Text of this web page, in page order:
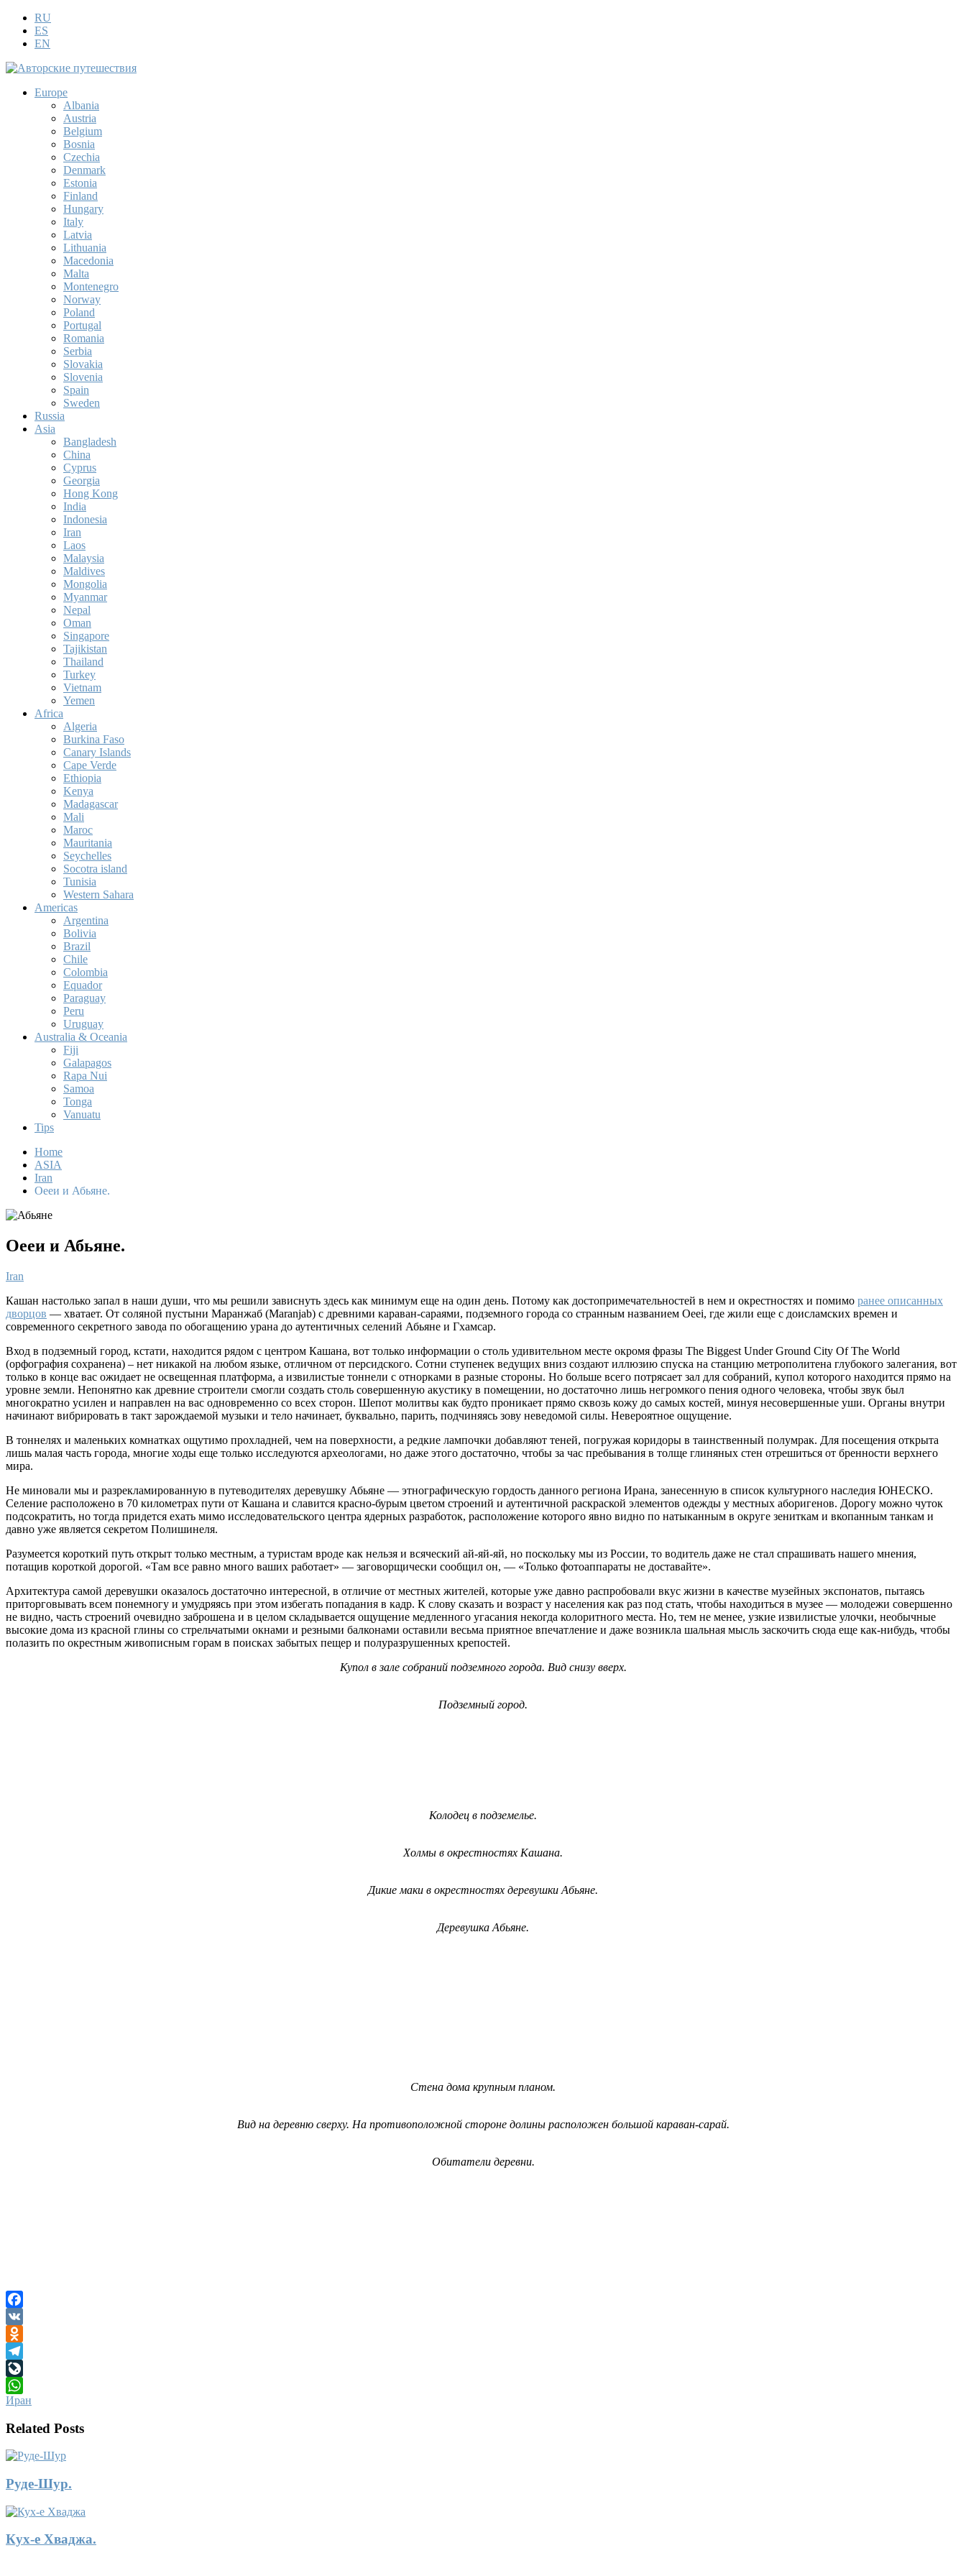
RU
ES
EN
Europe
Albania
Austria
Belgium
Bosnia
Czechia
Denmark
Estonia
Finland
Hungary
Italy
Latvia
Lithuania
Macedonia
Malta
Montenegro
Norway
Poland
Portugal
Romania
Serbia
Slovakia
Slovenia
Spain
Sweden
Russia
Asia
Bangladesh
China
Cyprus
Georgia
Hong Kong
India
Indonesia
Iran
Laos
Malaysia
Maldives
Mongolia
Myanmar
Nepal
Oman
Singapore
Tajikistan
Thailand
Turkey
Vietnam
Yemen
Africa
Algeria
Burkina Faso
Canary Islands
Cape Verde
Ethiopia
Kenya
Madagascar
Mali
Maroc
Mauritania
Seychelles
Socotra island
Tunisia
Western Sahara
Americas
Argentina
Bolivia
Brazil
Chile
Colombia
Equador
Paraguay
Peru
Uruguay
Australia & Oceania
Fiji
Galapagos
Rapa Nui
Samoa
Tonga
Vanuatu
Tips
Home
ASIA
Iran
Оееи и Абьяне.
Оееи и Абьяне.
Iran
Кашан настолько запал в наши души, что мы решили зависнуть здесь как минимум еще на один день. Потому как достопримечательностей в нем и окрестностях и помимо ранее описанных
дворцов — хватает. От соляной пустыни Маранжаб (Maranjab) с древними караван-сараями, подземного города со странным названием Oeei, где жили еще с доисламских времен и
современного секретного завода по обогащению урана до аутентичных селений Абьяне и Гхамсар.
Вход в подземный город, кстати, находится рядом с центром Кашана, вот только информации о столь удивительном месте окромя фразы The Biggest Under Ground City Of The World
(орфография сохранена) – нет никакой на любом языке, отличном от персидского. Сотни ступенек ведущих вниз создают иллюзию спуска на станцию метрополитена глубокого залегания, вот
только в конце вас ожидает не освещенная платформа, а извилистые тоннели с отнорками в разные стороны. Но больше всего потрясает зал для собраний, купол которого находится прямо на
уровне земли. Непонятно как древние строители смогли создать столь совершенную акустику в помещении, но достаточно лишь негромкого пения одного человека, чтобы звук был
многократно усилен и направлен на вас одновременно со всех сторон. Шепот молитвы как будто проникает прямо сквозь кожу до самых костей, минуя несовершенные уши. Органы внутри
начинают вибрировать в такт зарождаемой музыки и тело начинает, буквально, парить, подчиняясь зову неведомой силы. Невероятное ощущение.
В тоннелях и маленьких комнатках ощутимо прохладней, чем на поверхности, а редкие лампочки добавляют теней, погружая коридоры в таинственный полумрак. Для посещения открыта
лишь малая часть города, многие ходы еще только исследуются археологами, но даже этого достаточно, чтобы за час пребывания в толще глиняных стен отрешиться от бренности верхнего
мира.
Не миновали мы и разрекламированную в путеводителях деревушку Абьяне — этнографическую гордость данного региона Ирана, занесенную в список культурного наследия ЮНЕСКО.
Селение расположено в 70 километрах пути от Кашана и славится красно-бурым цветом строений и аутентичной раскраской элементов одежды у местных аборигенов. Дорогу можно чуток
подсократить, но тогда придется ехать мимо исследовательского центра ядерных разработок, расположение которого явно видно по натыканным в округе зениткам и вкопанным танкам и
давно уже является секретом Полишинеля.
Разумеется короткий путь открыт только местным, а туристам вроде как нельзя и всяческий ай-яй-яй, но поскольку мы из России, то водитель даже не стал спрашивать нашего мнения,
потащив короткой дорогой. «Там все равно много ваших работает» — заговорщически сообщил он, — «Только фотоаппараты не доставайте».
Архитектура самой деревушки оказалось достаточно интересной, в отличие от местных жителей, которые уже давно распробовали вкус жизни в качестве музейных экспонатов, пытаясь
приторговывать всем понемногу и умудряясь при этом избегать попадания в кадр. К слову сказать и возраст у населения как раз под стать, чтобы находиться в музее — молодежи совершенно
не видно, часть строений очевидно заброшена и в целом складывается ощущение медленного угасания некогда колоритного места. Но, тем не менее, узкие извилистые улочки, необычные
высокие дома из красной глины со стрельчатыми окнами и резными балконами оставили весьма приятное впечатление и даже возникла шальная мысль заскочить сюда еще как-нибудь, чтобы
полазить по окрестным живописным горам в поисках забытых пещер и полуразрушенных крепостей.
Купол в зале собраний подземного города. Вид снизу вверх.
Подземный город.
Колодец в подземелье.
Холмы в окрестностях Кашана.
Дикие маки в окрестностях деревушки Абьяне.
Деревушка Абьяне.
Стена дома крупным планом.
Вид на деревню сверху. На противоположной стороне долины расположен большой караван-сарай.
Обитатели деревни.
Facebook
VK
Odnoklassniki
Telegram
LiveJournal
WhatsApp
Иран
Related Posts
Руде-Шур.
Кух-е Хваджа.